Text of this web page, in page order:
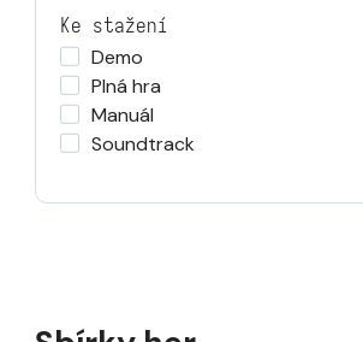
Ke stažení
Demo
Plná hra
Manuál
Soundtrack